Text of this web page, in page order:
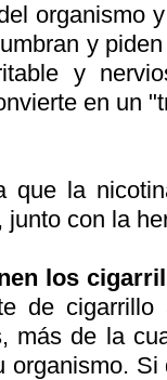
organismo
y
y
en un
que la
con la
los
de
más de la
organismo.